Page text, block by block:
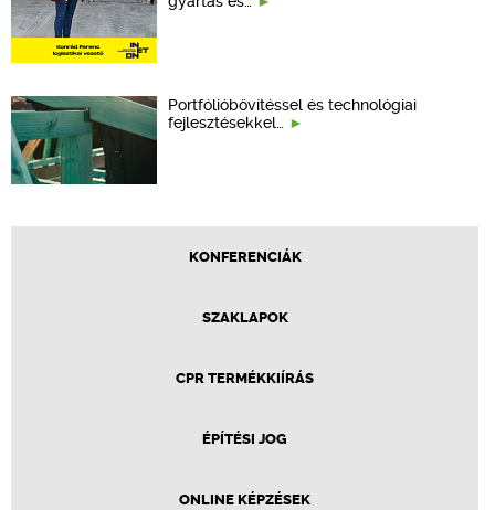
Portfólióbővítéssel és technológiai
fejlesztésekkel…
KONFERENCIÁK
SZAKLAPOK
CPR TERMÉKKIÍRÁS
ÉPÍTÉSI JOG
ONLINE KÉPZÉSEK